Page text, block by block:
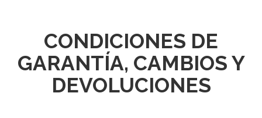
CONDICIONES DE
GARANTÍA, CAMBIOS Y
DEVOLUCIONES